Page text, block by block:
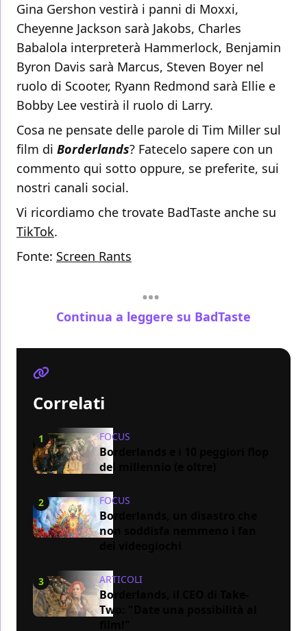
Gina Gershon vestirà i panni di Moxxi,
Cheyenne Jackson sarà Jakobs, Charles
Babalola interpreterà Hammerlock, Benjamin
Byron Davis sarà Marcus, Steven Boyer nel
ruolo di Scooter, Ryann Redmond sarà Ellie e
Bobby Lee vestirà il ruolo di Larry.
Cosa ne pensate delle parole di Tim Miller sul
film di Borderlands? Fatecelo sapere con un
commento qui sotto oppure, se preferite, sui
nostri canali social.
Vi ricordiamo che trovate BadTaste anche su
TikTok.
Fonte: Screen Rants
Continua a leggere su BadTaste
Correlati
1 FOCUS
Borderlands e i 10 peggiori flop
del millennio (e oltre)
2 FOCUS
Borderlands, un disastro che
non soddisfa nemmeno i fan
3 ARTICOLI
Borderlands, il CEO di Take-
Two: "Date una possibilità al